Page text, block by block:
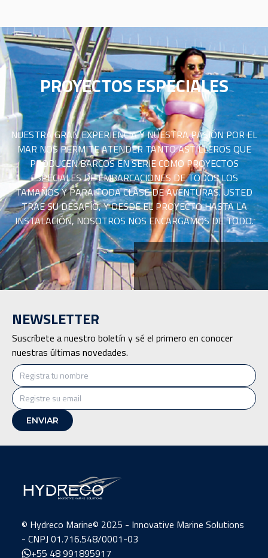
PROYECTOS ESPECIALES
NUESTRA GRAN EXPERIENCIA Y NUESTRA PASIÓN POR EL
MAR NOS PERMITE ATENDER TANTO ASTILLEROS QUE
PRODUCEN BARCOS EN SERIE COMO PROYECTOS
ESPECIALES DE EMBARCACIONES DE TODOS LOS
TAMAÑOS Y PARA TODA CLASE DE AVENTURAS. USTED
TRAE SU DESAFÍO, Y DESDE EL PROYECTO HASTA LA
INSTALACIÓN, NOSOTROS NOS ENCARGAMOS DE TODO.
NEWSLETTER
Suscríbete a nuestro boletín y sé el primero en conocer
nuestras últimas novedades.
©️ Hydreco Marine© 2025 - Innovative Marine Solutions
- CNPJ 01.716.548/0001-03
+55 48 991895917